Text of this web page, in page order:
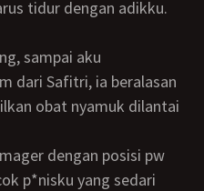
tidur dengan adikku.
dari Safitri, ia beralasan
obat nyamuk dilantai
p*nisku yang sedari